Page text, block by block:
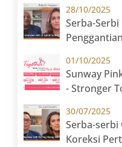
di Sunway
Centre
28/10/2025
Serba-
Robotik
Dr. Suhail
01/10/2025
Sunway
- Stronger
30/07/2025
Serba-
Koreksi